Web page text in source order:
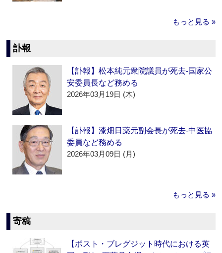
もっと見る »
訃報
【訃報】松本純元衆院議員が死去‐国家公
安委員長など務める
2026年03月19日 (木)
【訃報】漆畑日薬元副会長が死去‐中医協
委員など務める
2026年03月09日 (月)
もっと見る »
寄稿
【ポスト・ブレグジット時代における英